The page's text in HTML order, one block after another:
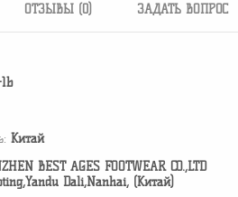
ОТЗЫВЫ (0) ЗАДАТЬ ВОПРОС
Китай
BEST AGES FOOTWEAR CO.,LTD
Dali,Nanhai, (Китай)